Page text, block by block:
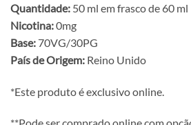
Quantidade: 50 ml em frasco de 60 ml
Nicotina:0mg
Base: 70VG/30PG
País de Origem: Reino Unido
*Este produto é exclusivo online.